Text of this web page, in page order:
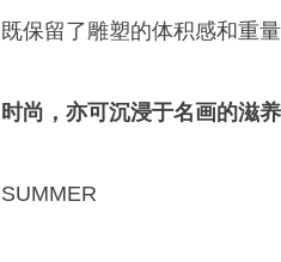
既保留了雕塑的体积感和重
时尚，亦可沉浸于名画的滋养
SUMMER